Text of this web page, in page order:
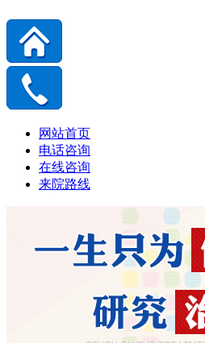
网站首页
电话咨询
在线咨询
来院路线